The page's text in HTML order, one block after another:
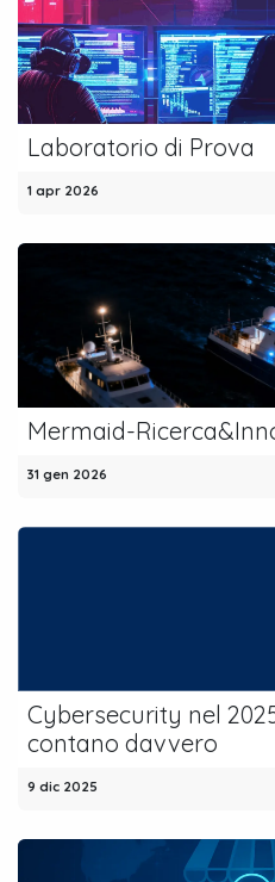
Laboratorio di Prova
1 apr 2026
Mermaid-
31 gen 2026
Cybersecurity nel
contano davvero
9 dic 2025